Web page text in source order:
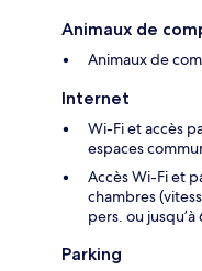
Animaux de
Animaux de
Internet
Wi-Fi et accès
espaces
Accès Wi-Fi et
chambres
pers. ou jusqu’à
Parking